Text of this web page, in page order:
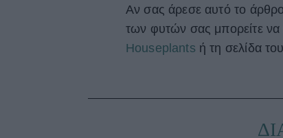
Αν σας άρεσε αυτό το άρθρο
των φυτών σας μπορείτε να
Houseplants ή τη σελίδα